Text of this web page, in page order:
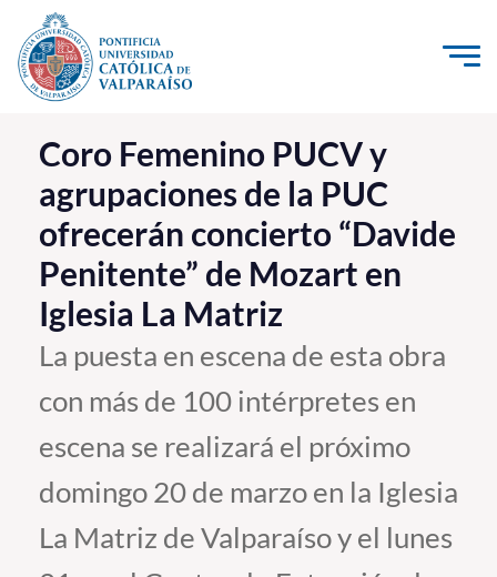
Click acá para ir directamente al contenido
La Universidad
Investigación, Creación e Innovación
PUCV Internacional
Vinculación con el Medio
Admisión
Pregrado
Postgrado
Formación Continua
Coro Femenino PUCV y
agrupaciones de la PUC
ofrecerán concierto “Davide
Penitente” de Mozart en
Iglesia La Matriz
La puesta en escena de esta obra
con más de 100 intérpretes en
escena se realizará el próximo
domingo 20 de marzo en la Iglesia
La Matriz de Valparaíso y el lunes